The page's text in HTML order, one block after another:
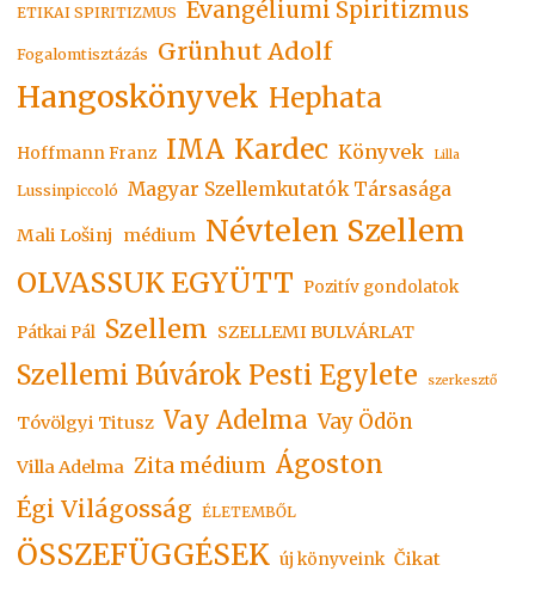
ETIKAI SPIRITIZMUS Evangéliumi Spiritizmus
Fogalomtisztázás Grünhut Adolf
Hangoskönyvek Hephata
Hoffmann Franz IMA Kardec Könyvek Lilla
Lussinpiccoló Magyar Szellemkutatók Társasága
Mali Lošinj médium Névtelen Szellem
OLVASSUK EGYÜTT Pozitív gondolatok
Pátkai Pál Szellem SZELLEMI BULVÁRLAT
Szellemi Búvárok Pesti Egylete szerkesztő
Tóvölgyi Titusz Vay Adelma Vay Ödön
Villa Adelma Zita médium Ágoston
Égi Világosság ÉLETEMBŐL
ÖSSZEFÜGGÉSEK új könyveink Čikat